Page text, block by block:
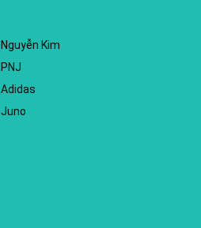
Nguyễn Kim
PNJ
Adidas
Juno